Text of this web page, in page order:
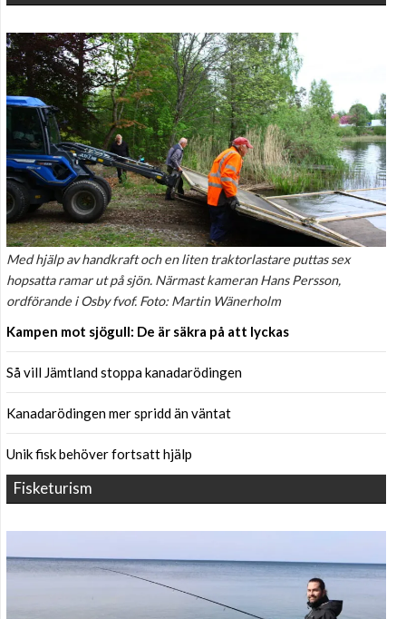
Med hjälp av handkraft och en liten traktorlastare puttas sex
hopsatta ramar ut på sjön. Närmast kameran Hans Persson,
ordförande i Osby fvof. Foto: Martin Wänerholm
Kampen mot sjögull: De är säkra på att lyckas
Så vill Jämtland stoppa kanadarödingen
Kanadarödingen mer spridd än väntat
Unik fisk behöver fortsatt hjälp
Fisketurism